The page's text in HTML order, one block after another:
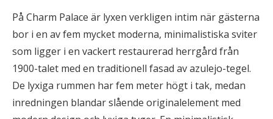
På Charm Palace är lyxen verkligen intim när gästerna
bor i en av fem mycket moderna, minimalistiska sviter
som ligger i en vackert restaurerad herrgård från
1900-talet med en traditionell fasad av azulejo-tegel.
De lyxiga rummen har fem meter högt i tak, medan
inredningen blandar slående originalelement med